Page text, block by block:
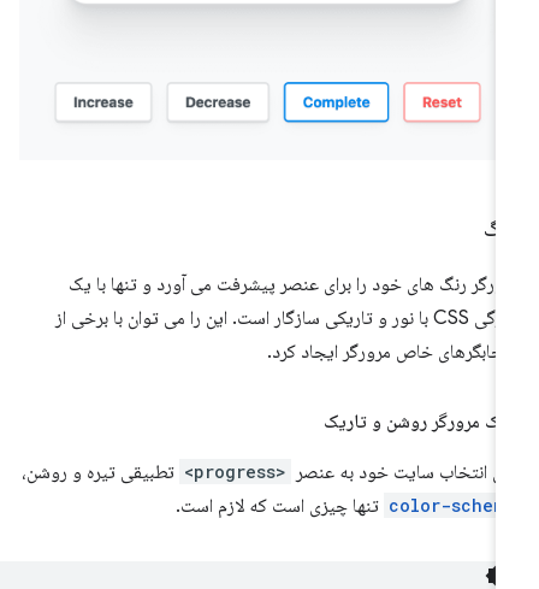
رنگ های خود را برای عنصر پیشرفت می آورد و تنها با یک
ویژگی CSS با نور و تاریکی سازگار است. این را می توان با برخی از
خاص مرورگر ایجاد کرد.
مرورگر روشن و تاریک
انتخاب سایت خود به عنصر <progress> تطبیقی ​​تیره و روشن،
color- تنها چیزی است که لازم است.